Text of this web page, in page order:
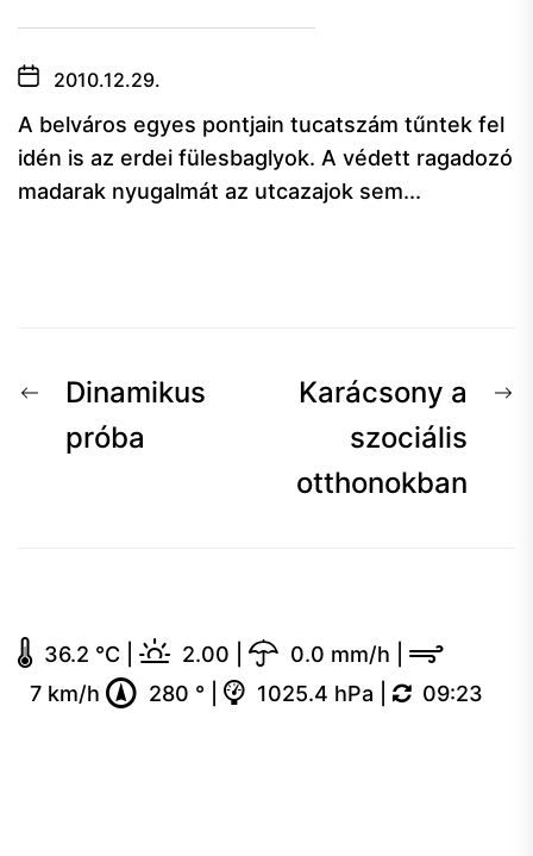
2010.12.29.
A belváros egyes pontjain tucatszám tűntek fel
idén is az erdei fülesbaglyok. A védett ragadozó
madarak nyugalmát az utcazajok sem...
Bejegyzés
navigáció
ElőzőDinamikus
próba
Karácsony a
szociális
otthonokban
36.2 °C 2.00 0.0 mm/h
7 km/h
280 ° 1025.4 hPa 09:23